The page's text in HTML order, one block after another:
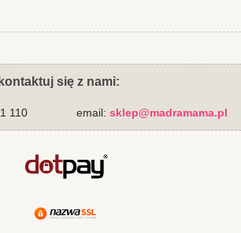
się z nami:
110 email: sklep@madramama.pl